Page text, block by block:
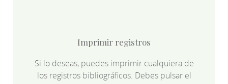
Imprimir registros
Si lo deseas, puedes imprimir cualquiera de
los registros bibliográficos. Debes pulsar el